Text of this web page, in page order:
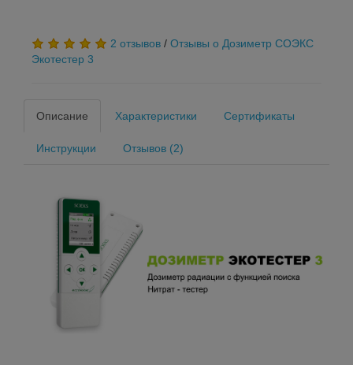
2 отзывов / Отзывы о Дозиметр СОЭКС
Экотестер 3
Описание Характеристики Сертификаты
Инструкции Отзывов (2)